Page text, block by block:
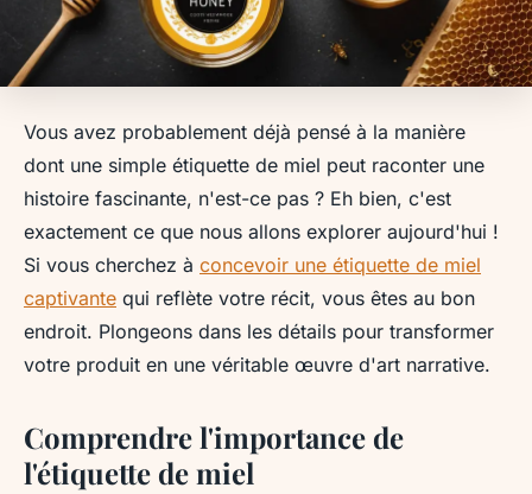
Vous avez probablement déjà pensé à la manière
dont une simple étiquette de miel peut raconter une
histoire fascinante, n'est-ce pas ? Eh bien, c'est
exactement ce que nous allons explorer aujourd'hui !
Si vous cherchez à concevoir une étiquette de miel
captivante qui reflète votre récit, vous êtes au bon
endroit. Plongeons dans les détails pour transformer
votre produit en une véritable œuvre d'art narrative.
Comprendre l'importance de
l'étiquette de miel